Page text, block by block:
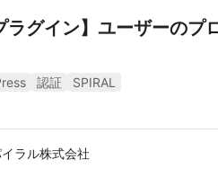
ラグイン】ユーザーのプ
認証
SPIRAL
イラル株式会社